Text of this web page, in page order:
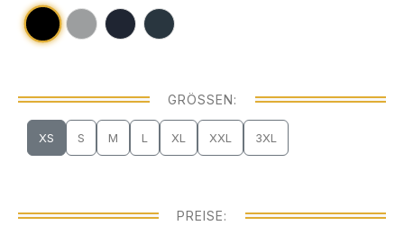
GRÖSSEN:
XS S M L XL XXL 3XL
PREISE: